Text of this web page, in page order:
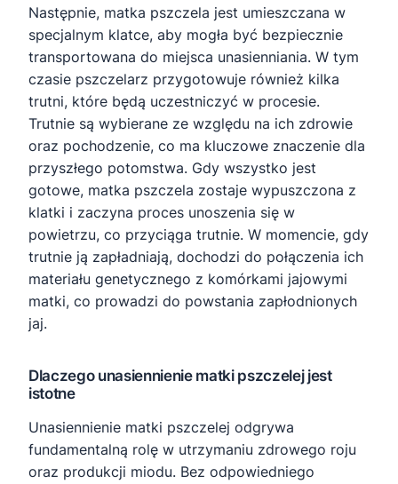
Następnie, matka pszczela jest umieszczana w
specjalnym klatce, aby mogła być bezpiecznie
transportowana do miejsca unasienniania. W tym
czasie pszczelarz przygotowuje również kilka
trutni, które będą uczestniczyć w procesie.
Trutnie są wybierane ze względu na ich zdrowie
oraz pochodzenie, co ma kluczowe znaczenie dla
przyszłego potomstwa. Gdy wszystko jest
gotowe, matka pszczela zostaje wypuszczona z
klatki i zaczyna proces unoszenia się w
powietrzu, co przyciąga trutnie. W momencie, gdy
trutnie ją zapładniają, dochodzi do połączenia ich
materiału genetycznego z komórkami jajowymi
matki, co prowadzi do powstania zapłodnionych
jaj.
Dlaczego unasiennienie matki pszczelej jest
istotne
Unasiennienie matki pszczelej odgrywa
fundamentalną rolę w utrzymaniu zdrowego roju
oraz produkcji miodu. Bez odpowiedniego